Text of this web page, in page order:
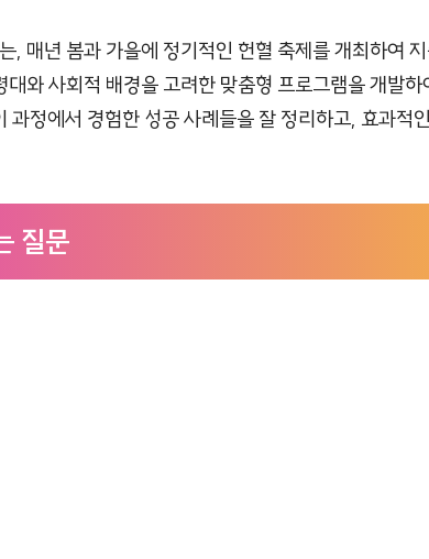
, 매년 봄과 가을에 정기적인 헌혈 축제를 개최하여
대와 사회적 배경을 고려한 맞춤형 프로그램을 개발
과정에서 경험한 성공 사례들을 잘 정리하고, 효과적
질문